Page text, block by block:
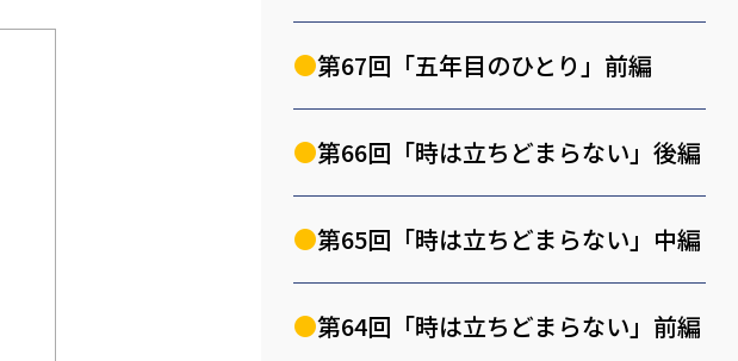
第67回「五年目のひとり」前編
第66回「時は立ちどまらない」後編
第65回「時は立ちどまらない」中編
第64回「時は立ちどまらない」前編